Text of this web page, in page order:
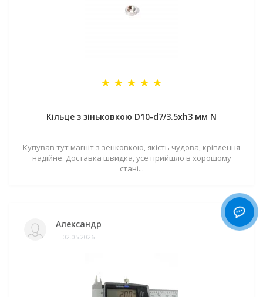
Кільце з зіньковкою D10-d7/3.5хh3 мм N
Купував тут магніт з зенковкою, якість чудова, кріплення
надійне. Доставка швидка, усе прийшло в хорошому
стані...
Александр
02.05.2026